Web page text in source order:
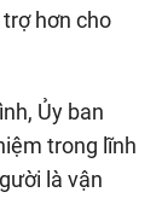
hơn cho
Ủy ban
trong lĩnh
là vận